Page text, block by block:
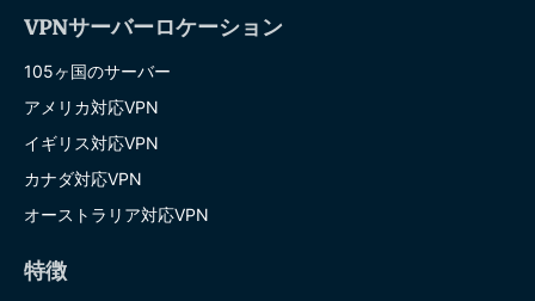
VPNサーバーロケーション
105ヶ国のサーバー
アメリカ対応VPN
イギリス対応VPN
カナダ対応VPN
オーストラリア対応VPN
特徴